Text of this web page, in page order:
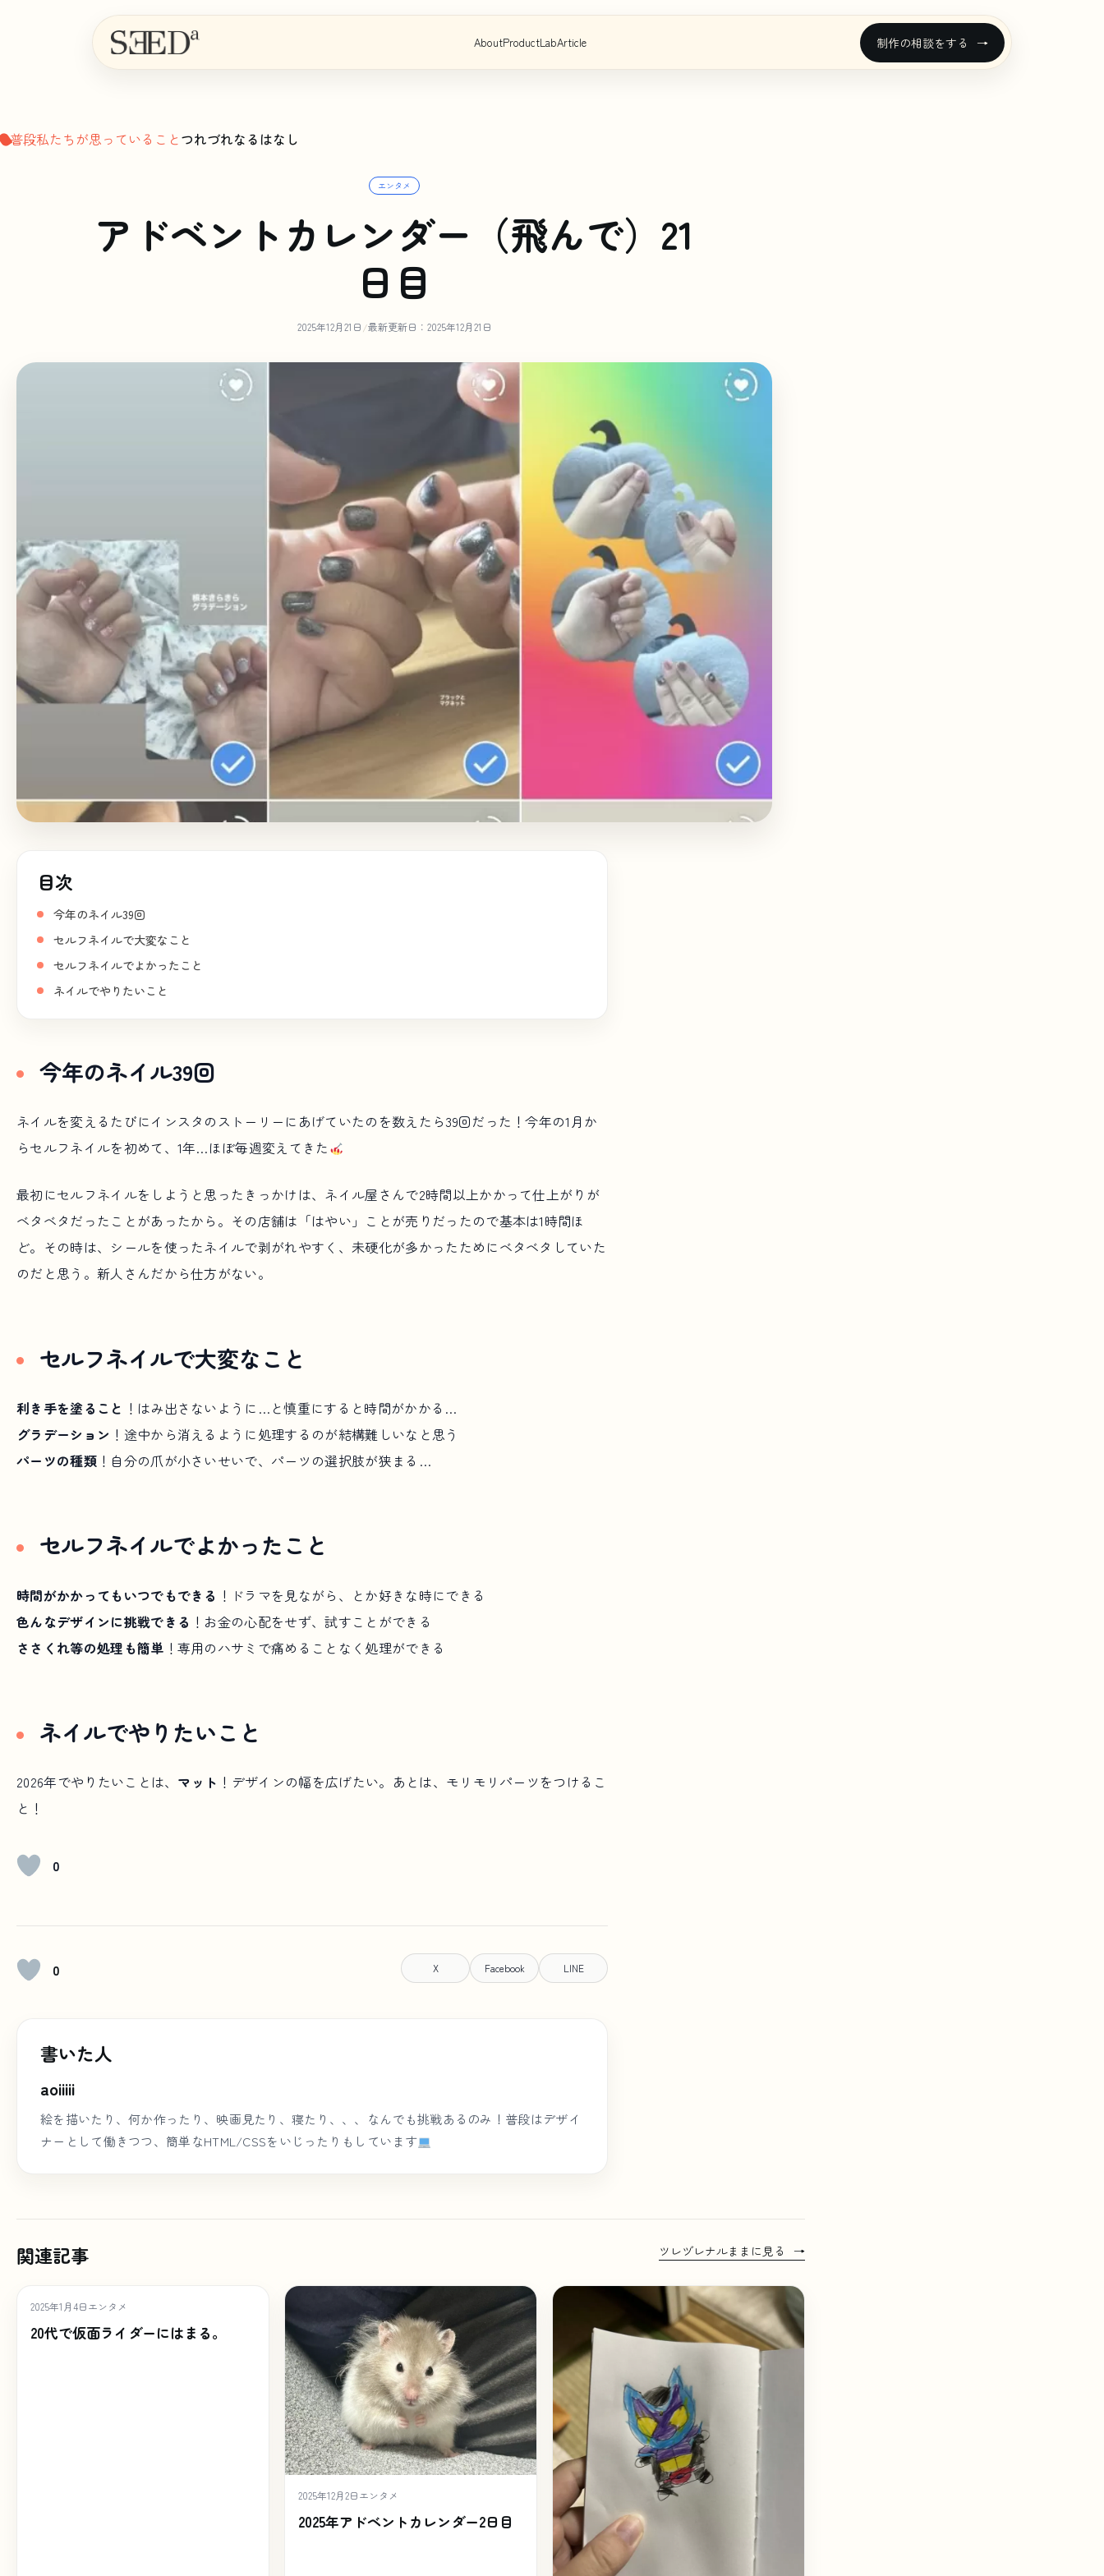
AboutProductLabArticle 制作の相談をする
普段私たちが思っていることつれづれなるはなし
エンタメ
アドベントカレンダー（飛んで）21
日目
2025年12月21日/最新更新日：2025年12月21日
目次
今年のネイル39回
セルフネイルで大変なこと
セルフネイルでよかったこと
ネイルでやりたいこと
今年のネイル39回
ネイルを変えるたびにインスタのストーリーにあげていたのを数えたら39回だった！今年の1月か
らセルフネイルを初めて、1年…ほぼ毎週変えてきた
最初にセルフネイルをしようと思ったきっかけは、ネイル屋さんで2時間以上かかって仕上がりが
ベタベタだったことがあったから。その店舗は「はやい」ことが売りだったので基本は1時間ほ
ど。その時は、シールを使ったネイルで剥がれやすく、未硬化が多かったためにベタベタしていた
のだと思う。新人さんだから仕方がない。
セルフネイルで大変なこと
利き手を塗ること ！はみ出さないように…と慎重にすると時間がかかる…
グラデーション ！途中から消えるように処理するのが結構難しいなと思う
パーツの種類！自分の爪が小さいせいで、パーツの選択肢が狭まる…
セルフネイルでよかったこと
時間がかかってもいつでもできる ！ドラマを見ながら、とか好きな時にできる
色んなデザインに挑戦できる ！お金の心配をせず、試すことができる
ささくれ等の処理も簡単 ！専用のハサミで痛めることなく処理ができる
ネイルでやりたいこと
2026年でやりたいことは、 マット ！デザインの幅を広げたい。あとは、モリモリパーツをつけるこ
と！
0
0 X Facebook LINE
書いた人
aoiiiii
絵を描いたり、何か作ったり、映画見たり、寝たり、、、なんでも挑戦あるのみ！普段はデザイ
ナーとして働きつつ、簡単なHTML/CSSをいじったりもしています
関連記事 ツレヅレナルままに見る
2025年1月4日エンタメ
20代で仮面ライダーにはまる。
2025年12月2日エンタメ
2025年アドベントカレンダー2日目